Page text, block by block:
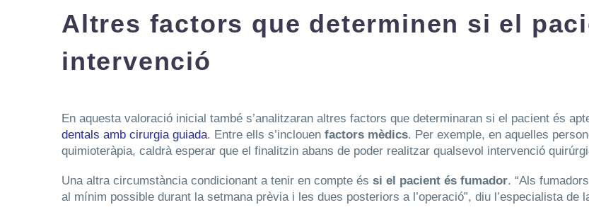
Altres factors que determinen si el
intervenció
En aquesta valoració inicial també s’analitzaran altres factors que determinaran si el pacient és
dentals amb cirurgia guiada. Entre ells s’inclouen factors mèdics. Per exemple, en aquelles
quimioteràpia, caldrà esperar que el finalitzin abans de poder realitzar qualsevol intervenció
Una altra circumstància condicionant a tenir en compte és si el pacient és fumador. “Als
al mínim possible durant la setmana prèvia i les dues posteriors a l’operació”, diu l’especialista de